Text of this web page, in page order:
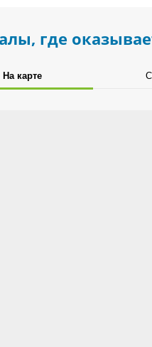
где
На карте